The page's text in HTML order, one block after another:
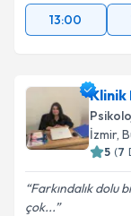
13:00
Klinik
İzmir,
5 (7
Farkındalık dolu
çok...